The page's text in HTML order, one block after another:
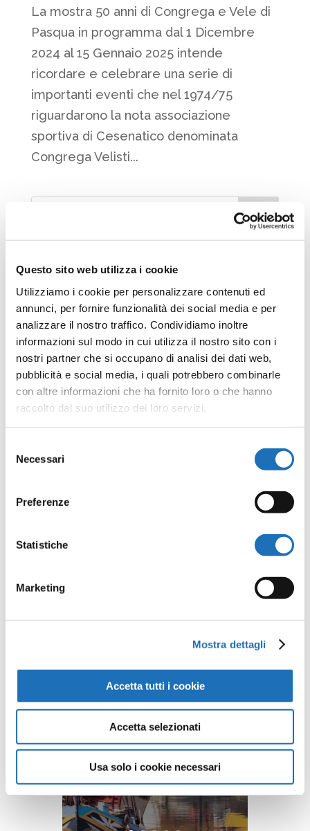
Questo sito web utilizza i cookie
Utilizziamo i cookie per personalizzare contenuti ed
annunci, per fornire funzionalità dei social media e per
analizzare il nostro traffico. Condividiamo inoltre
informazioni sul modo in cui utilizza il nostro sito con i
nostri partner che si occupano di analisi dei dati web,
pubblicità e social media, i quali potrebbero combinarle
con altre informazioni che ha fornito loro o che hanno
raccolto dal suo utilizzo dei loro servizi.
delNecessari
Preferenze
Statistiche
Marketing
Mostra dettagli
Accetta tutti i cookie
Accetta selezionati
Usa solo i cookie necessari
La mostra 50 anni di Congrega e Vele di
Pasqua in programma dal 1 Dicembre
2024 al 15 Gennaio 2025 intende
ricordare e celebrare una serie di
importanti eventi che nel 1974/75
riguardarono la nota associazione
sportiva di Cesenatico denominata
Congrega Velisti...
Il Museo della Marineria dà il bentornato
al trabaccolo centenario “Il Nuovo
Trionfo”
Il Museo della Marineria cerca 10 giovani
apprendisti di marineria tradizionale per il
Ido Erani al Museo della Marineria
Commenti recenti